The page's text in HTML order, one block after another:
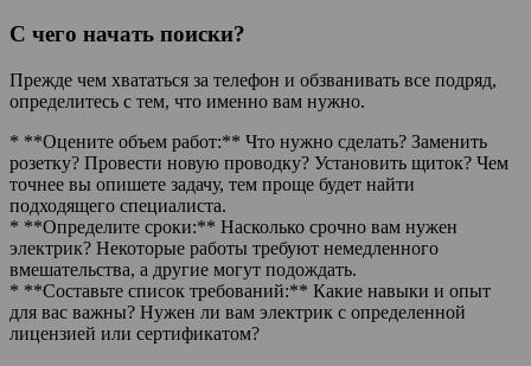
С чего начать поиски?
Прежде чем хвататься за телефон и обзванивать все подряд,
определитесь с тем, что именно вам нужно.
* **Оцените объем работ:** Что нужно сделать? Заменить
розетку? Провести новую проводку? Установить щиток? Чем
точнее вы опишете задачу, тем проще будет найти
подходящего специалиста.
* **Определите сроки:** Насколько срочно вам нужен
электрик? Некоторые работы требуют немедленного
вмешательства, а другие могут подождать.
* **Составьте список требований:** Какие навыки и опыт
для вас важны? Нужен ли вам электрик с определенной
лицензией или сертификатом?